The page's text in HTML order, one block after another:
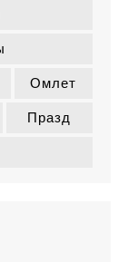
Омлет
Празд